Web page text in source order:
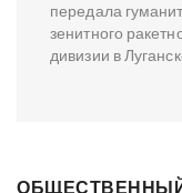
передала
зенитного
дивизии в